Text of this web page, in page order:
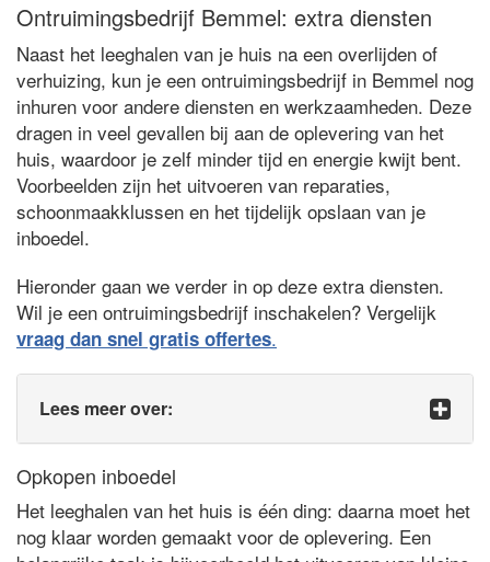
Ontruimingsbedrijf Bemmel: extra diensten
Naast het leeghalen van je huis na een overlijden of
verhuizing, kun je een ontruimingsbedrijf in Bemmel nog
inhuren voor andere diensten en werkzaamheden. Deze
dragen in veel gevallen bij aan de oplevering van het
huis, waardoor je zelf minder tijd en energie kwijt bent.
Voorbeelden zijn het uitvoeren van reparaties,
schoonmaakklussen en het tijdelijk opslaan van je
inboedel.
Hieronder gaan we verder in op deze extra diensten.
Wil je een ontruimingsbedrijf inschakelen? Vergelijk
vraag dan snel gratis offertes.
Lees meer over:
Opkopen inboedel
Het leeghalen van het huis is één ding: daarna moet het
nog klaar worden gemaakt voor de oplevering. Een